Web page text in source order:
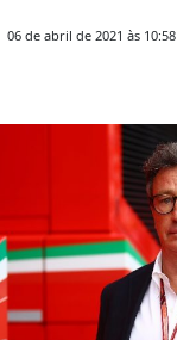
06 de abril de 2021 às 10:58